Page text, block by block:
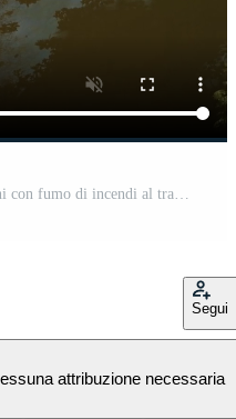
Segui
attribuzione necessaria